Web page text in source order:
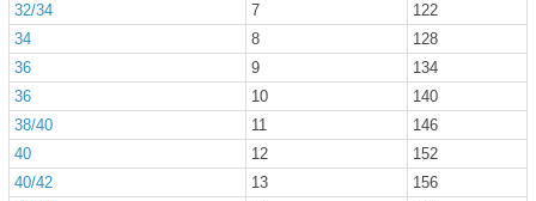
32/34
7
122
34
8
128
36
9
134
36
10
140
38/40
11
146
40
12
152
40/42
13
156